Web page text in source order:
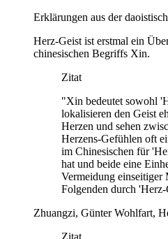
Erklärungen aus der
Herz-Geist ist erstmal ein
chinesischen Begriffs Xin.
Zitat
"Xin bedeutet sowohl
lokalisieren den Geist
Herzen und sehen
Herzens-Gefühlen oft
im Chinesischen für
hat und beide eine
Vermeidung einseitiger
Folgenden durch
Zhuangzi, Günter Wohlfart,
Zitat